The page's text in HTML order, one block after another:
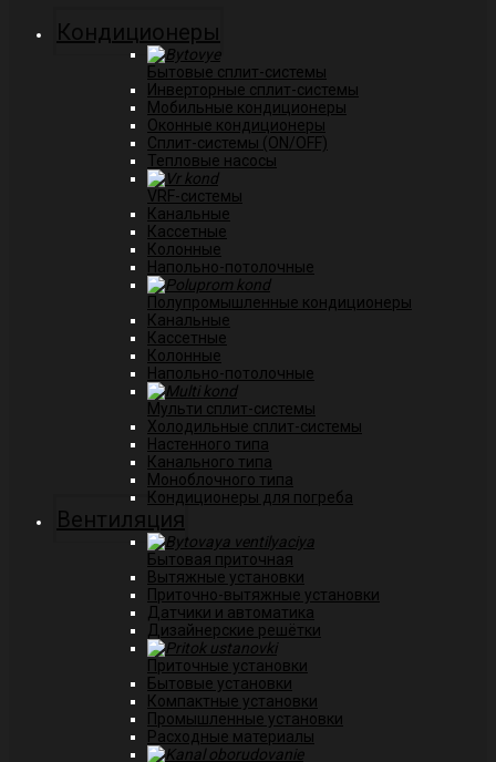
Кондиционеры
Бытовые сплит-системы
Инверторные сплит-системы
Мобильные кондиционеры
Оконные кондиционеры
Сплит-системы (ON/OFF)
Тепловые насосы
VRF-системы
Канальные
Касcетные
Колонные
Напольно-потолочные
Полупромышленные кондиционеры
Канальные
Кассетные
Колонные
Напольно-потолочные
Мульти сплит-системы
Холодильные сплит-системы
Настенного типа
Канального типа
Моноблочного типа
Кондиционеры для погреба
Вентиляция
Бытовая приточная
Вытяжные установки
Приточно-вытяжные установки
Датчики и автоматика
Дизайнерские решётки
Приточные установки
Бытовые установки
Компактные установки
Промышленные установки
Расходные материалы